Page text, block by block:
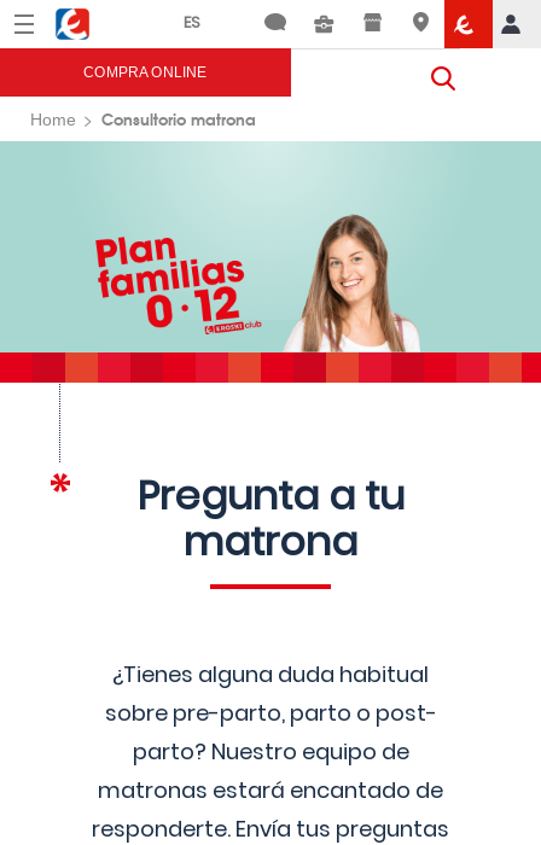
Menú Eroski
COMPRA ONLINE
Home Consultorio matrona
Pregunta a tu
matrona
¿Tienes alguna duda habitual
sobre pre-parto, parto o post-
parto? Nuestro equipo de
matronas estará encantado de
responderte. Envía tus preguntas